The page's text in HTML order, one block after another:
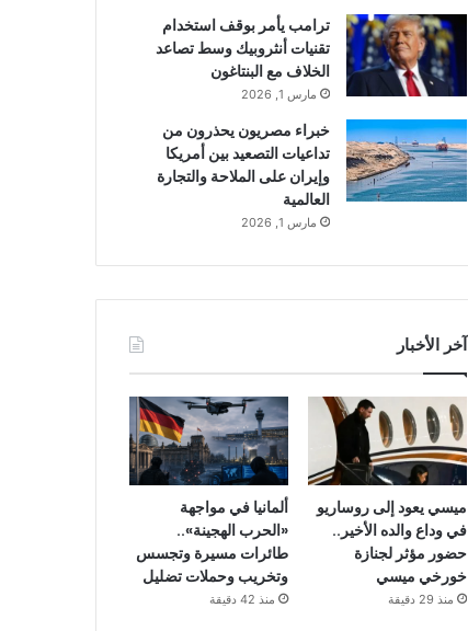
ترامب يأمر بوقف استخدام
تقنيات أنثروبيك وسط تصاعد
الخلاف مع البنتاغون
مارس 1, 2026
خبراء مصريون يحذرون من
تداعيات التصعيد بين أمريكا
وإيران على الملاحة والتجارة
العالمية
مارس 1, 2026
آخر الأخبار
ميسي يعود إلى روساريو
في وداع والده الأخير..
حضور مؤثر لجنازة
خورخي ميسي
منذ 29 دقيقة
ألمانيا في مواجهة
«الحرب الهجينة»..
طائرات مسيرة وتجسس
وتخريب وحملات تضليل
منذ 42 دقيقة